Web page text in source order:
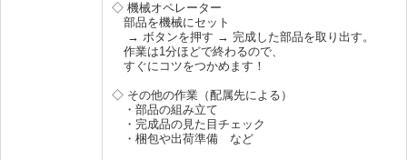
◇ 機械オペレーター
部品を機械にセット
→ ボタンを押す → 完成した部品を取り出す。
作業は1分ほどで終わるので、
すぐにコツをつかめます！
◇ その他の作業（配属先による）
・部品の組み立て
・完成品の見た目チェック
・梱包や出荷準備 など